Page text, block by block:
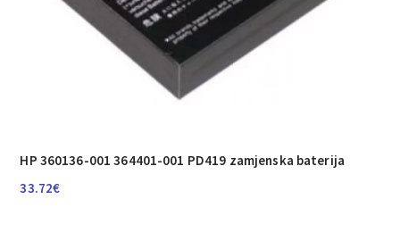
HP 360136-001 364401-001 PD419 zamjenska baterija
33.72€